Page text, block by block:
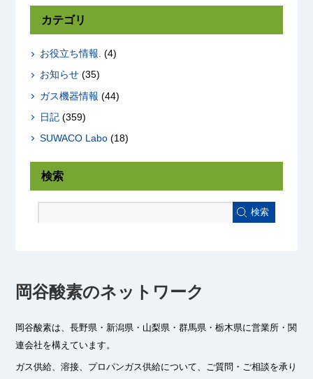
カテゴリ
お役立ち情報. (4)
お知らせ(35)
ガス機器情報 (44)
日記(359)
SUWACO Labo(18)
検索
検索
岡谷酸素のネットワーク
岡谷酸素は、長野県・新潟県・山梨県・群馬県・栃木県に営業所・関
連会社を構えています。
ガス供給、溶接、プロパンガス供給について、ご質問・ご相談を承り